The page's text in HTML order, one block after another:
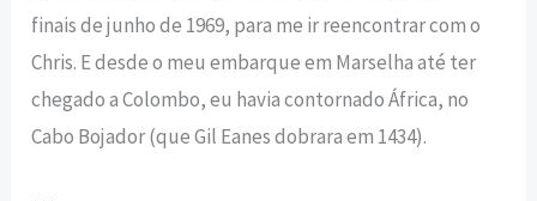
finais de junho de 1969, para me ir reencontrar com o
Chris. E desde o meu embarque em Marselha até ter
chegado a Colombo, eu havia contornado África, no
Cabo Bojador (que Gil Eanes dobrara em 1434).